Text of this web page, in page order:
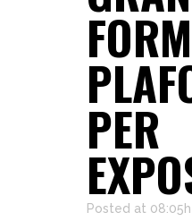
PER
Posted at 08:05h